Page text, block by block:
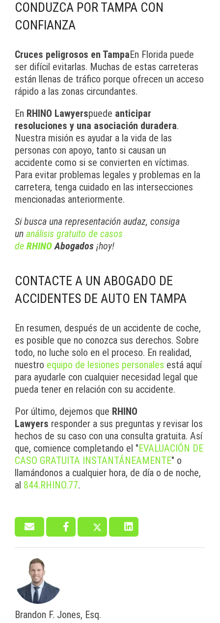
CONDUZCA POR TAMPA CON
CONFIANZA
Cruces peligrosos en TampaEn Florida puede
ser difícil evitarlas. Muchas de estas carreteras
están llenas de tráfico porque ofrecen un acceso
rápido a las zonas circundantes.
En RHINO Lawyerspuede anticipar
resoluciones y una asociación duradera.
Nuestra misión es ayudar a la vida de las
personas con apoyo, tanto si causan un
accidente como si se convierten en víctimas.
Para evitar problemas legales y problemas en la
carretera, tenga cuidado en las intersecciones
mencionadas anteriormente.
Si busca una representación audaz, consiga
un análisis gratuito de casos
de RHINOAbogados ¡hoy!
CONTACTE A UN ABOGADO DE
ACCIDENTES DE AUTO EN TAMPA
En resumen, después de un accidente de coche,
es posible que no conozca sus derechos. Sobre
todo, no luche solo en el proceso. En realidad,
nuestro equipo de lesiones personales está aquí
para ayudarle con cualquier necesidad legal que
pueda tener en relación con su accidente.
Por último, dejemos que RHINO
Lawyers responder a sus preguntas y revisar los
hechos de su caso con una consulta gratuita. Así
que, comience completando el "EVALUACIÓN DE
CASO GRATUITA INSTANTÁNEAMENTE" o
llamándonos a cualquier hora, de día o de noche,
al 844.RHINO.77.
Brandon F. Jones, Esq.